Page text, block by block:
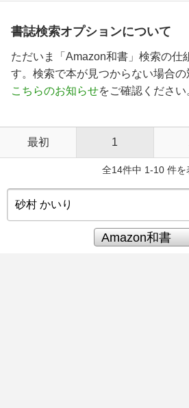
書誌検索オプションについて
ただいま「Amazon和書」検索の仕
す。検索で本が見つからない場合
こちらのお知らせをご確認ください
最初 1
全14件中 1-10 件を